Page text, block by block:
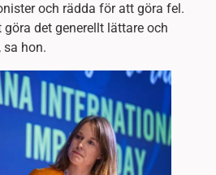
och rädda för att göra fel.
det generellt lättare och
hon.